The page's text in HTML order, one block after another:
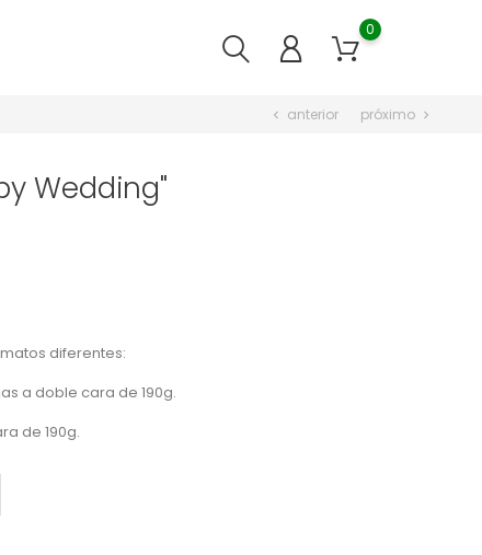
0
chevron_left anterior próximo chevron_right
Wedding"
diferentes:
a doble cara de 190g.
de 190g.